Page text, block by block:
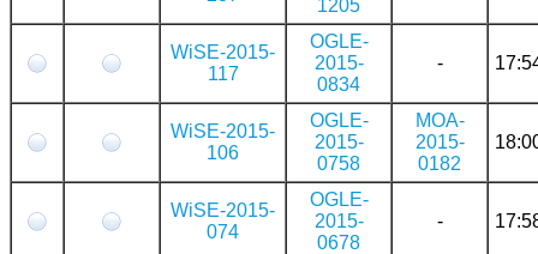
1205
WiSE-2015-
117
OGLE-
2015-
0834
-
WiSE-2015-
106
OGLE-
2015-
0758
MOA-
2015-
0182
WiSE-2015-
074
OGLE-
2015-
0678
-